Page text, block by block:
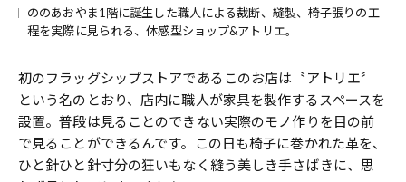
ののあおやま1階に誕生した職人による裁断、縫製、椅子張りの工
程を実際に見られる、体感型ショップ&アトリエ。
初のフラッグシップストアであるこのお店は〝アトリエ〞
という名のとおり、店内に職人が家具を製作するスペースを
設置。普段は見ることのできない実際のモノ作りを目の前
で見ることができるんです。この日も椅子に巻かれた革を、
ひと針ひと針寸分の狂いもなく縫う美しき手さばきに、思